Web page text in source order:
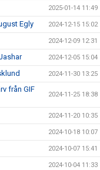
2025-01-14 11:49
Egly 2024-12-15 15:02
2024-12-09 12:31
2024-12-05 15:04
2024-11-30 13:25
från GIF
2024-11-25 18:38
2024-11-20 10:35
2024-10-18 10:07
2024-10-07 15:41
2024-10-04 11:33